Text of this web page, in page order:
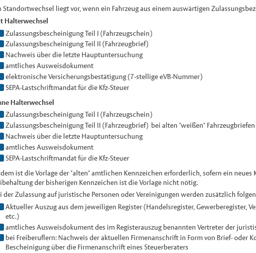
Standortwechsel liegt vor, wenn ein Fahrzeug aus einem auswärtigen
Halterwechsel
Zulassungsbescheinigung Teil I (Fahrzeugschein)
Zulassungsbescheinigung Teil II (Fahrzeugbrief)
Nachweis über die letzte Hauptuntersuchung
amtliches Ausweisdokument
elektronische Versicherungsbestätigung (7-stellige eVB-Nummer)
SEPA-Lastschriftmandat für die Kfz-Steuer
Halterwechsel
Zulassungsbescheinigung Teil I (Fahrzeugschein)
Zulassungsbescheinigung Teil II (Fahrzeugbrief) bei alten "weißen"
Nachweis über die letzte Hauptuntersuchung
amtliches Ausweisdokument
SEPA-Lastschriftmandat für die Kfz-Steuer
ist die Vorlage der "alten" amtlichen Kennzeichen erforderlich, sofern ein neues
der bisherigen Kennzeichen ist die Vorlage nicht nötig.
der Zulassung auf juristische Personen oder Vereinigungen werden zusätzlich
Aktueller Auszug aus dem jeweiligen Register (Handelsregister, Gewerberegister,
etc.)
amtliches Ausweisdokument des im Registerauszug benannten Vertreter der
bei Freiberuflern: Nachweis der aktuellen Firmenanschrift in Form von Brief- oder
Bescheinigung über die Firmenanschrift eines Steuerberaters